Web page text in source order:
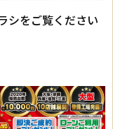
シをご覧ください